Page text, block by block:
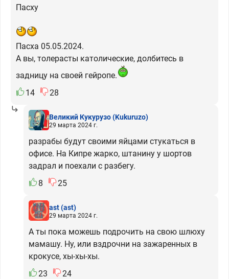
Пасху
Пасха 05.05.2024.
А вы, толерасты католические, долбитесь в
задницу на своей гейропе.
14
28
Великий Кукурузо(Kukuruzo)
29 марта 2024 г.
разрабы будут своими яйцами стукаться в
офисе. На Кипре жарко, штанину у шортов
задрал и поехали с разбегу.
8
25
ast(ast)
29 марта 2024 г.
А ты пока можешь подрочить на свою шлюху
мамашу. Ну, или вздрочни на зажаренных в
крокусе, хы-хы-хы.
23
24